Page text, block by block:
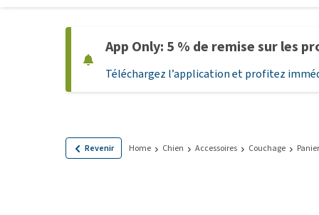
Croquettes
Alimentation
Friandises Chiots
Antiparasitaires
Vermifuges
Probiotiques et
App Only: 5 % de remise sur les
Téléchargez l’application et profitez
Revenir Home Chien Accessoires Couchage